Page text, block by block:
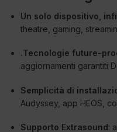
Un solo dispositivo,
theatre, gaming,
.Tecnologie future-
aggiornamenti garantiti
Semplicità di
Audyssey, app HEOS,
Supporto Extrasound: